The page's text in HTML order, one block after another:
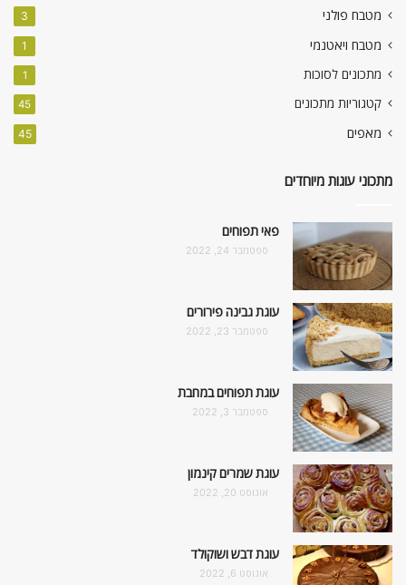
מטבח פולני 3
מטבח ויאטנמי 1
מתכונים לסוכות 1
קטגוריות מתכונים 45
מאפים 45
מתכוני עוגות מיוחדים
פאי תפוחים
ספטמבר 24, 2022
עוגת גבינה פירורים
ספטמבר 23, 2022
עוגת תפוחים במחבת
ספטמבר 3, 2022
עוגת שמרים קינמון
אוגוסט 20, 2022
עוגת דבש ושוקולד
אוגוסט 6, 2022